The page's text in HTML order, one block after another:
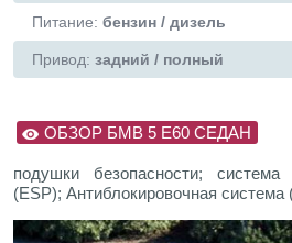
Питание: бензин / дизель
Привод: задний / полный
ОБЗОР БМВ 5 Е60 СЕДАН
подушки безопасности; система
(ESP); Антиблокировочная система